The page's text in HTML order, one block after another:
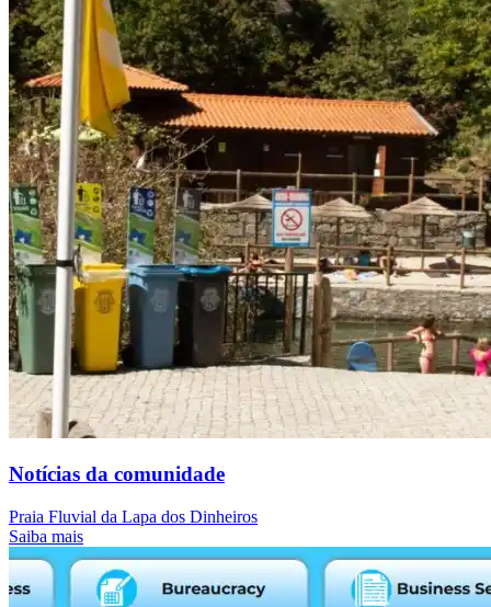
Notícias da comunidade
Praia Fluvial da Lapa dos Dinheiros
Saiba mais